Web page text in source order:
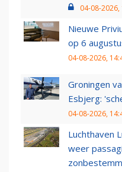
04-08-2026,
Nieuwe
op 6
04-08-2026,
Groningen
Esbjerg:
04-08-2026,
Luchthaven
weer